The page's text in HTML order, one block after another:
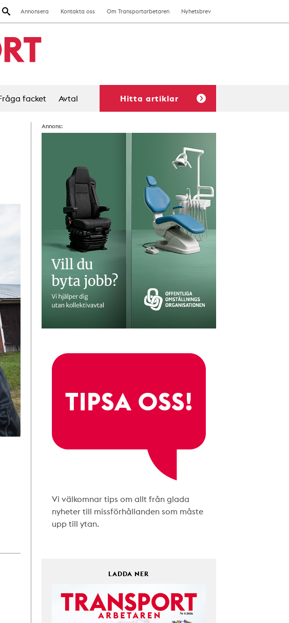
Annonsera Kontakta oss Om Transportarbetaren Nyhetsbrev
facket Avtal Hitta artiklar
Annons:
Vi välkomnar tips om allt från glada
nyheter till missförhållanden som måste
upp till ytan.
LADDA NER